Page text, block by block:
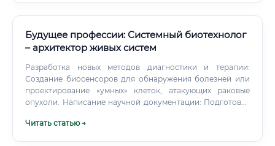
Будущее профессии: Системный биотехнолог
– архитектор живых систем
Разработка новых методов диагностики и терапии:
Создание биосенсоров для обнаружения болезней или
проектирование «умных» клеток, атакующих раковые
опухоли. Написание научной документации: Подготовка
Междисциплинарное взаимодействие: Постоянная
Читать статью →